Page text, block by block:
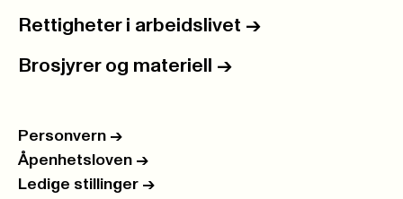
Rettigheter i arbeidslivet ->
Brosjyrer og materiell ->
Personvern ->
Åpenhetsloven ->
Ledige stillinger ->